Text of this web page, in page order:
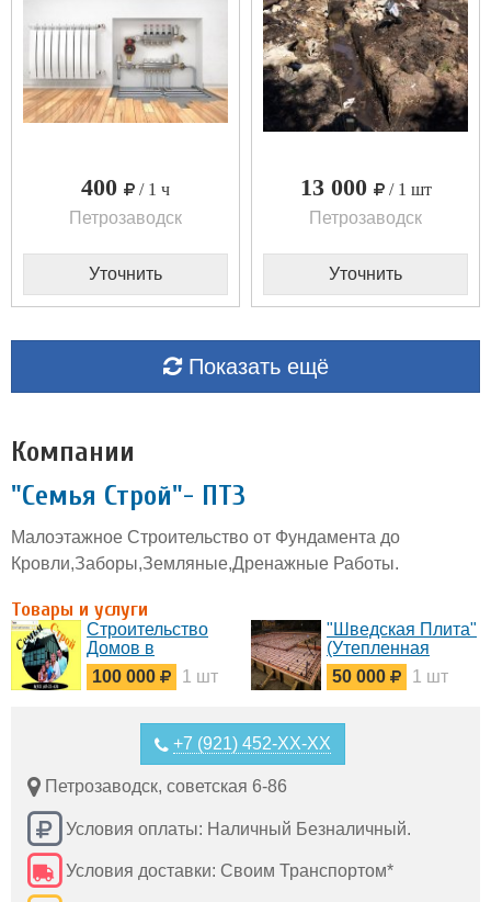
400
/ 1 ч
Петрозаводск
Уточнить
13 000
/ 1 шт
Петрозаводск
Уточнить
Показать ещё
Компании
"Семья Строй"- ПТЗ
Малоэтажное Строительство от Фундамента до
Кровли,Заборы,Земляные,Дренажные Работы.
Товары и услуги
Строительство
Домов в
Петрозаводске.
100 000 1 шт
"Шведская Плита"
(Утепленная
Плита с
Обогревом,
Плита)
50 000 1 шт
+7 (921) 452-XX-XX
Петрозаводск, советская 6-86
Условия оплаты: Наличный Безналичный.
Условия доставки: Своим Транспортом*